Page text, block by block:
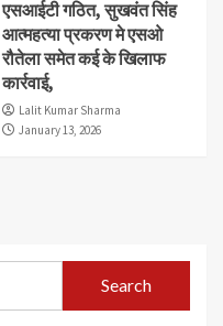
एसआईटी गठित, सुखवंत सिंह
आत्महत्या प्रकरण मे एसओ
रौतेला समेत कई के खिलाफ
कार्रवाई,
Lalit Kumar Sharma
January 13, 2026
Search